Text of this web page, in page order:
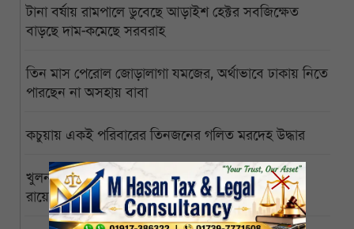
টানা বর্ষায় রামপালে ডুবেছে আড়াইশ হেক্টর সবজিক্ষেত
বাড়ছে দাম-কমেছে সরবরাহ
তিন মাস পেরোল জোড়ালাগা যমজের, অর্থাভাবে ঢাকায় নিতে
পারছেন না অসহায় বাবা
কচুয়ায় একই পরিবারের তিনজনের গলিত মরদেহ উদ্ধার
খুলনা বিশ্ববিদ্যালয়ের পাইকগাছা ক্যাম্পাস বিজ্ঞানী পিসি
রায়ের নামে নামকরণের দাবি